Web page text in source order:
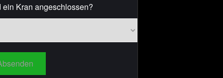
ein Kran angeschlossen?